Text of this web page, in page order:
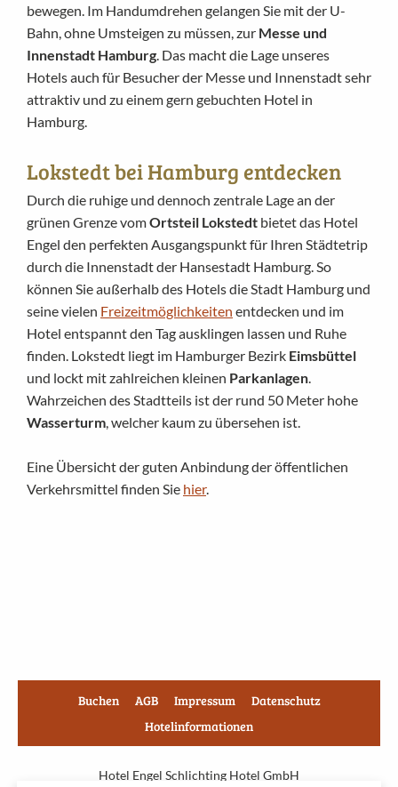
bewegen. Im Handumdrehen gelangen Sie mit der U-
Bahn, ohne Umsteigen zu müssen, zur Messe und
Innenstadt Hamburg . Das macht die Lage unseres
Hotels auch für Besucher der Messe und Innenstadt sehr
attraktiv und zu einem gern gebuchten Hotel in
Hamburg.
Lokstedt bei Hamburg entdecken
Durch die ruhige und dennoch zentrale Lage an der
grünen Grenze vomOrtsteil Lokstedt bietet das Hotel
Engel den perfekten Ausgangspunkt für Ihren Städtetrip
durch die Innenstadt der Hansestadt Hamburg. So
können Sie außerhalb des Hotels die Stadt Hamburg und
seine vielen Freizeitmöglichkeiten entdecken und im
Hotel entspannt den Tag ausklingen lassen und Ruhe
finden. Lokstedt liegt im Hamburger Bezirk Eimsbüttel
und lockt mit zahlreichen kleinen Parkanlagen
Wahrzeichen des Stadtteils ist der rund 50 Meter hohe
Wasserturm , welcher kaum zu übersehen ist.
Eine Übersicht der guten Anbindung der öffentlichen
Verkehrsmittel finden Sie hier.
Buchen AGB Impressum
Datenschutz
Hotelinformationen
Hotel Engel Schlichting Hotel GmbH